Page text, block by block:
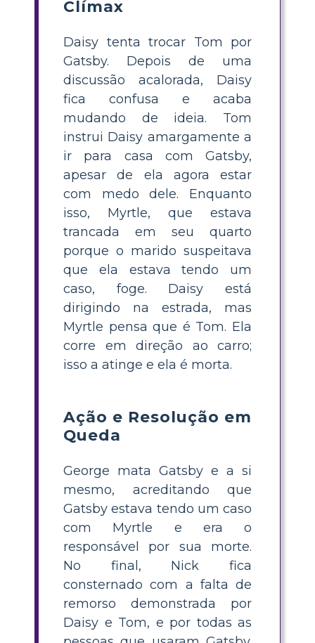
Clímax
Daisy tenta trocar Tom por
Gatsby. Depois de uma
discussão acalorada, Daisy
fica confusa e acaba
mudando de ideia. Tom
instrui Daisy amargamente a
ir para casa com Gatsby,
apesar de ela agora estar
com medo dele. Enquanto
isso, Myrtle, que estava
trancada em seu quarto
porque o marido suspeitava
que ela estava tendo um
caso, foge. Daisy está
dirigindo na estrada, mas
Myrtle pensa que é Tom. Ela
corre em direção ao carro;
isso a atinge e ela é morta.
Ação e Resolução em
Queda
George mata Gatsby e a si
mesmo, acreditando que
Gatsby estava tendo um caso
com Myrtle e era o
responsável por sua morte.
No final, Nick fica
consternado com a falta de
remorso demonstrada por
Daisy e Tom, e por todas as